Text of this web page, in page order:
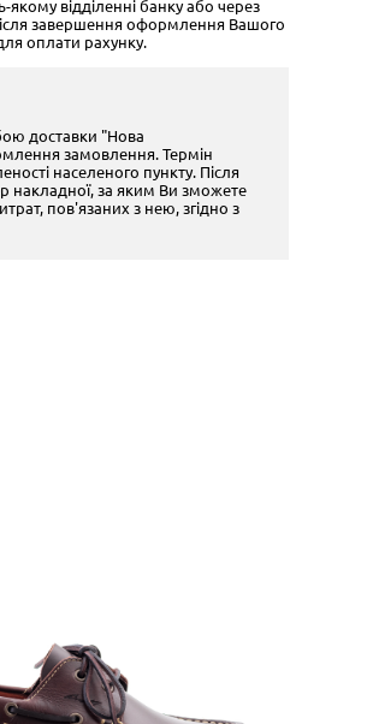
відділенні банку або через
завершення оформлення Вашого
оплати рахунку.
доставки "Нова
замовлення. Термін
населеного пункту. Після
накладної, за яким Ви зможете
пов'язаних з нею, згідно з